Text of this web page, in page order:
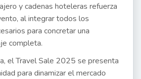
y cadenas hoteleras refuerza
al integrar todos los
para concretar una
completa.
el Travel Sale 2025 se presenta
para dinamizar el mercado